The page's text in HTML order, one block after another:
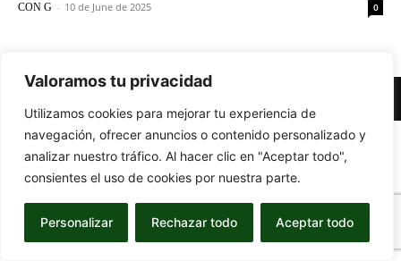
Valoramos tu privacidad
Utilizamos cookies para mejorar tu experiencia de
navegación, ofrecer anuncios o contenido personalizado y
analizar nuestro tráfico. Al hacer clic en "Aceptar todo",
consientes el uso de cookies por nuestra parte.
Personalizar Rechazar todo Aceptar todo
CON G - 10 de June de 2025 0